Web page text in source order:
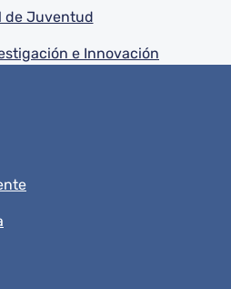
de Juventud
e Innovación